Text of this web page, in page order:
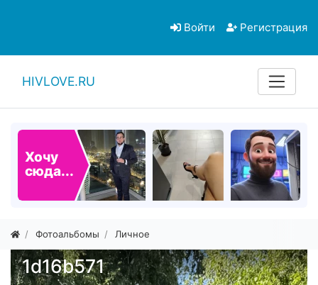
Войти Регистрация
HIVLOVE.RU
Хочу
сюда...
Фотоальбомы Личное
1d16b571